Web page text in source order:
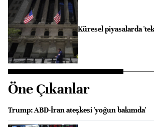
Küresel piyasalarda
Öne Çıkanlar
Trump: ABD-İran ateşkesi 'yoğun bakımda'